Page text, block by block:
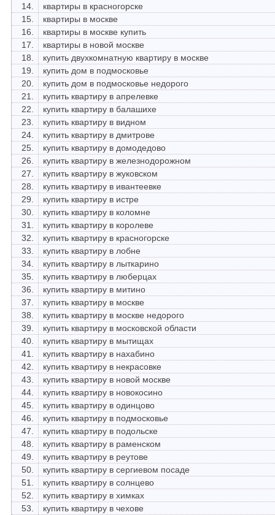
14.
квартиры в красногорске
15.
квартиры в москве
16.
квартиры в москве купить
17.
квартиры в новой москве
18.
купить двухкомнатную квартиру в москве
19.
купить дом в подмосковье
20.
купить дом в подмосковье недорого
21.
купить квартиру в апрелевке
22.
купить квартиру в балашихе
23.
купить квартиру в видном
24.
купить квартиру в дмитрове
25.
купить квартиру в домодедово
26.
купить квартиру в железнодорожном
27.
купить квартиру в жуковском
28.
купить квартиру в ивантеевке
29.
купить квартиру в истре
30.
купить квартиру в коломне
31.
купить квартиру в королеве
32.
купить квартиру в красногорске
33.
купить квартиру в лобне
34.
купить квартиру в лыткарино
35.
купить квартиру в люберцах
36.
купить квартиру в митино
37.
купить квартиру в москве
38.
купить квартиру в москве недорого
39.
купить квартиру в московской области
40.
купить квартиру в мытищах
41.
купить квартиру в нахабино
42.
купить квартиру в некрасовке
43.
купить квартиру в новой москве
44.
купить квартиру в новокосино
45.
купить квартиру в одинцово
46.
купить квартиру в подмосковье
47.
купить квартиру в подольске
48.
купить квартиру в раменском
49.
купить квартиру в реутове
50.
купить квартиру в сергиевом посаде
51.
купить квартиру в солнцево
52.
купить квартиру в химках
53.
купить квартиру в чехове